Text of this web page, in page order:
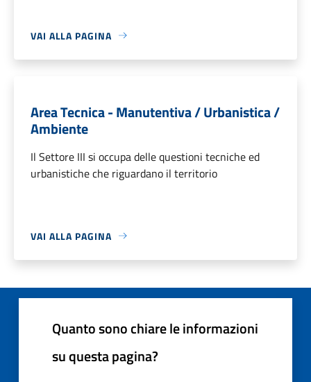
VAI ALLA PAGINA
Area Tecnica - Manutentiva / Urbanistica /
Ambiente
Il Settore III si occupa delle questioni tecniche ed
urbanistiche che riguardano il territorio
VAI ALLA PAGINA
Quanto sono chiare le informazioni
su questa pagina?